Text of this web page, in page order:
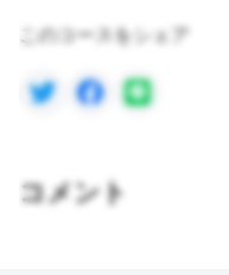
このコースをシェア
コメント